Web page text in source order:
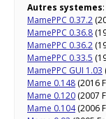
Autres systemes:
MamePPC 0.37.2
MamePPC 0.36.8
MamePPC 0.36.2
MamePPC 0.33.5
MamePPC GUI 1.03
Mame 0.148 (2016
Mame 0.120 (2007
Mame 0.104(2006